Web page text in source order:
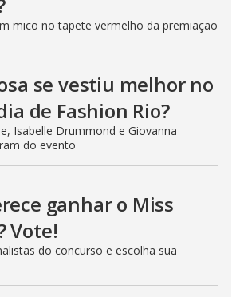
mico no tapete vermelho da premiação
se vestiu melhor no
de Fashion Rio?
Isabelle Drummond e Giovanna
do evento
ganhar o Miss
Vote!
do concurso e escolha sua